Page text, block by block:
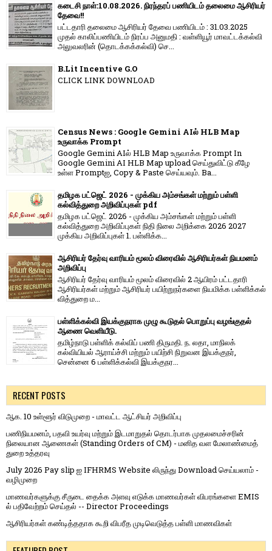
கடைசி நாள்:10.08.2026. நிரந்தரப் பணியிடம் தலைமை ஆசிரியர்
தேவை!!
பட்டதாரி தலைமை ஆசிரியர் தேவை பணியிடம் : 31.03.2025
முதல் காலிப்பணியிடம் நிரப்ப அனுமதி : வள்ளியூர் மாவட்டக்கல்வி
அலுவலரின் (தொடக்கக்கல்வி) செ...
B.Lit Incentive G.O
CLICK LINK DOWNLOAD
Census News : Google Gemini AIல் HLB Map
உருவாக்க Prompt
Google Gemini AIல் HLB Map உருவாக்க Prompt In
Google Gemini AI HLB Map upload செய்துவிட்டு கீழே
உள்ள Promptஐ, Copy & Paste செய்யவும். Ba...
தமிழக பட்ஜெட் 2026 - முக்கிய அம்சங்கள் மற்றும் பள்ளி
கல்வித்துறை அறிவிப்புகள் pdf
தமிழக பட்ஜெட் 2026 - முக்கிய அம்சங்கள் மற்றும் பள்ளி
கல்வித்துறை அறிவிப்புகள் நிதி நிலை அறிக்கை 2026 2027
முக்கிய அறிவிப்புகள் 1. பள்ளிக்க...
ஆசிரியர் தேர்வு வாரியம் மூலம் விரைவில் ஆசிரியர்கள் நியமனம்
அறிவிப்பு
ஆசிரியர் தேர்வு வாரி​யம் மூலம் விரை​வில் 2 ஆயிரம் பட்​ட​தாரி
ஆசிரியர்​கள் மற்​றும் ஆசிரியர் பயிற்றுநர்​களை நியமிக்க பள்​ளிக்​கல்​
வித்​துறை ம...
பள்ளிக்கல்வி இயக்குநராக முழு கூடுதல் பொறுப்பு வழங்குதல்
ஆணை வெளியீடு.
தமிழ்நாடு பள்ளிக் கல்விப் பணி திருமதி. ந. லதா, மாநிலக்
கல்வியியல் ஆராய்ச்சி மற்றும் பயிற்சி நிறுவன இயக்குநர்,
சென்னை 6 பள்ளிக்கல்வி இயக்குநர...
RECENT POSTS
ஆக. 10 உள்ளூர் விடுமுறை - மாவட்ட ஆட்சியர் அறிவிப்பு
பணிநியமனம், பதவி உயர்வு மற்றும் இடமாறுதல் தொடர்பாக முதலமைச்சரின்
நிலையான ஆணைகள் (Standing Orders of CM) - மனித வள மேலாண்மைத்
துறை உத்தரவு
July 2026 Pay slip ஐ IFHRMS Website லிருந்து Download செய்யலாம் -
வழிமுறை
மாணவர்களுக்கு சீருடை தைக்க அளவு எடுக்க மாணவர்கள் விபரங்களை EMIS
ல் பதிவேற்றம் செய்தல் -- Director Proceedings
ஆசிரியர்கள் கண்டித்ததாக கூறி விபரீத முடிவெடுத்த பள்ளி மாணவிகள்